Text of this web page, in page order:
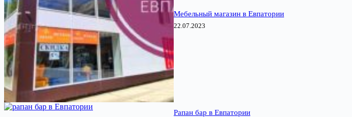
Мебельный магазин в Евпатории
22.07.2023
Рапан бар в Евпатории